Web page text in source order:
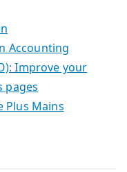
Accounting
Improve your
pages
Plus Mains